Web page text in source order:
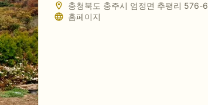
충청북도 충주시 엄정면 추평리 576-6
홈페이지